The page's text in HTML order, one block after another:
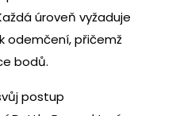
úroveň vyžaduje
odemčení, přičemž
bodů.
postup